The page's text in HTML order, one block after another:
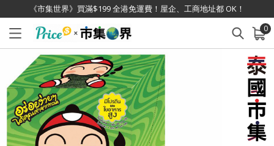
《市集世界》買滿$199 全港免運費！屋企、工商地址都 OK！
0
已加入購物車 查看